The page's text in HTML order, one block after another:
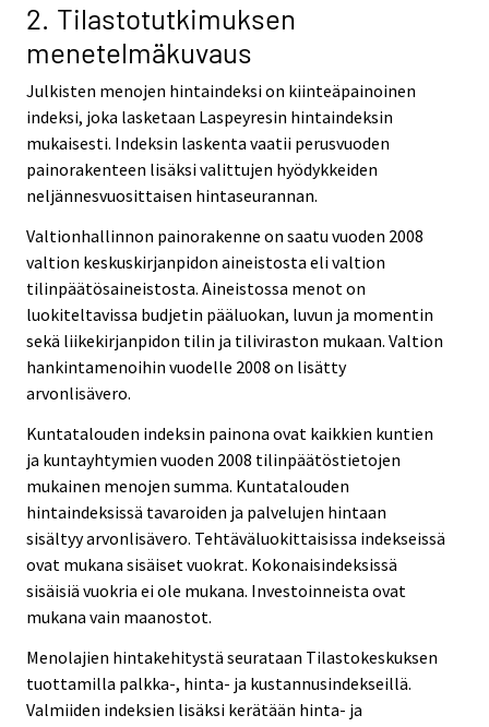
2. Tilastotutkimuksen
menetelmäkuvaus
Julkisten menojen hintaindeksi on kiinteäpainoinen
indeksi, joka lasketaan Laspeyresin hintaindeksin
mukaisesti. Indeksin laskenta vaatii perusvuoden
painorakenteen lisäksi valittujen hyödykkeiden
neljännesvuosittaisen hintaseurannan.
Valtionhallinnon painorakenne on saatu vuoden 2008
valtion keskuskirjanpidon aineistosta eli valtion
tilinpäätösaineistosta. Aineistossa menot on
luokiteltavissa budjetin pääluokan, luvun ja momentin
sekä liikekirjanpidon tilin ja tiliviraston mukaan. Valtion
hankintamenoihin vuodelle 2008 on lisätty
arvonlisävero.
Kuntatalouden indeksin painona ovat kaikkien kuntien
ja kuntayhtymien vuoden 2008 tilinpäätöstietojen
mukainen menojen summa. Kuntatalouden
hintaindeksissä tavaroiden ja palvelujen hintaan
sisältyy arvonlisävero. Tehtäväluokittaisissa indekseissä
ovat mukana sisäiset vuokrat. Kokonaisindeksissä
sisäisiä vuokria ei ole mukana. Investoinneista ovat
mukana vain maanostot.
Menolajien hintakehitystä seurataan Tilastokeskuksen
tuottamilla palkka-, hinta- ja kustannusindekseillä.
Valmiiden indeksien lisäksi kerätään hinta- ja